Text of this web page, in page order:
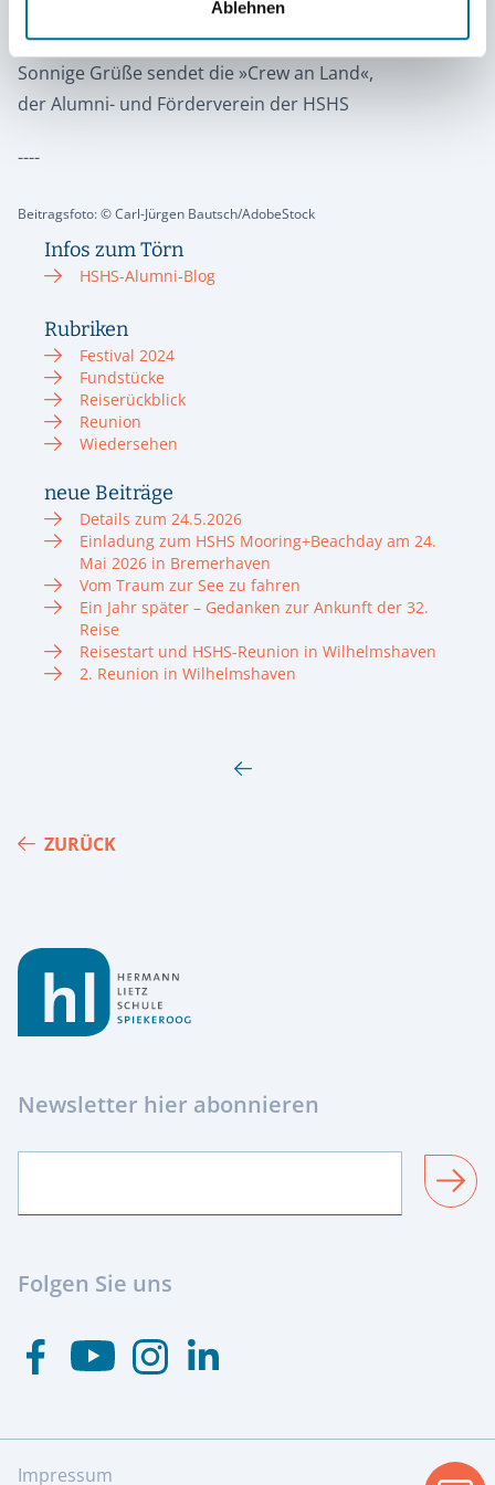
Ablehnen
Sonnige Grüße sendet die »Crew an Land«,
der Alumni- und Förderverein der HSHS
----
Beitragsfoto: ©Carl-Jürgen Bautsch/AdobeStock
Infos zum Törn
HSHS-Alumni-Blog
Rubriken
Festival 2024
Fundstücke
Reiserückblick
Reunion
Wiedersehen
neue Beiträge
Details zum 24.5.2026
Einladung zum HSHS Mooring+Beachday am 24.
Mai 2026 in Bremerhaven
Vom Traum zur See zu fahren
Ein Jahr später – Gedanken zur Ankunft der 32.
Reise
Reisestart und HSHS-Reunion in Wilhelmshaven
2. Reunion in Wilhelmshaven
ZURÜCK
Newsletter hier abonnieren
SENDEN
Folgen Sie uns
Besuchen Sie uns auf Facebook
Besuchen Sie uns auf Youtube
Besuchen Sie uns auf Instagram
Visit us at Linkedin
Impressum